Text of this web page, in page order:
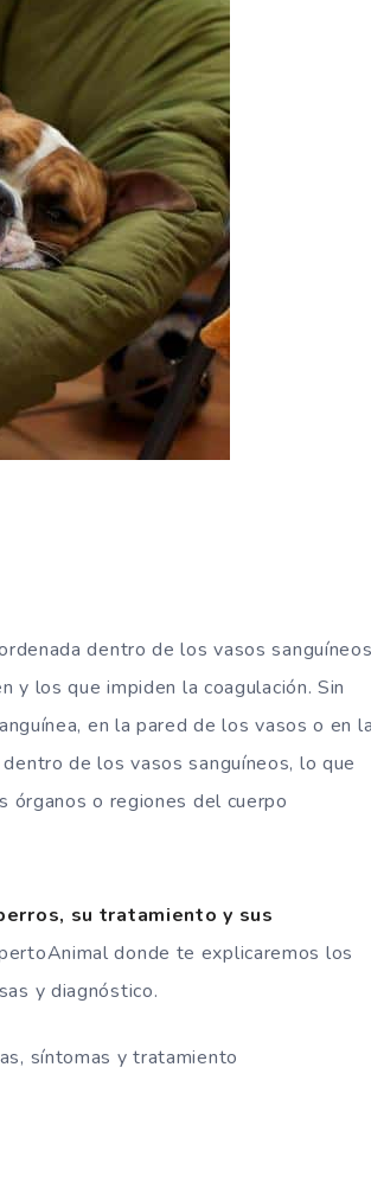
dentro de los vasos
y los que impiden la coagulación. Sin
en la pared de los vasos o en la
de los vasos sanguíneos, lo que
órganos o regiones del cuerpo
su tratamiento y sus
donde te explicaremos los
y diagnóstico.
síntomas y tratamiento